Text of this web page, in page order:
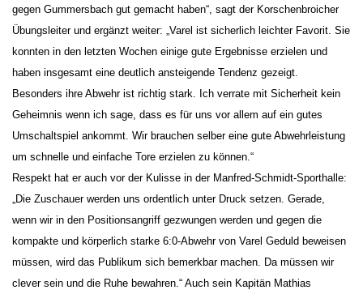
gegen Gummersbach gut gemacht haben“, sagt der Korschenbroicher
Übungsleiter und ergänzt weiter: „Varel ist sicherlich leichter Favorit. Sie
konnten in den letzten Wochen einige gute Ergebnisse erzielen und
haben insgesamt eine deutlich ansteigende Tendenz gezeigt.
Besonders ihre Abwehr ist richtig stark. Ich verrate mit Sicherheit kein
Geheimnis wenn ich sage, dass es für uns vor allem auf ein gutes
Umschaltspiel ankommt. Wir brauchen selber eine gute Abwehrleistung
um schnelle und einfache Tore erzielen zu können.“
Respekt hat er auch vor der Kulisse in der Manfred-Schmidt-Sporthalle:
„Die Zuschauer werden uns ordentlich unter Druck setzen. Gerade,
wenn wir in den Positionsangriff gezwungen werden und gegen die
kompakte und körperlich starke 6:0-Abwehr von Varel Geduld beweisen
müssen, wird das Publikum sich bemerkbar machen. Da müssen wir
clever sein und die Ruhe bewahren.“ Auch sein Kapitän Mathias